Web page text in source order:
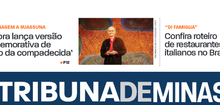
Account Password Reset Conteúdo restrito
© 2026 Tribuna Impressa • Built withGeneratePress
lança versão
de
da compadecida’
A SUASSUNA
• P12
Confira roteiro
de
italianos no
“DI FAMIGLIA”
LELLO SANTANA/ FLICKR COMMONS